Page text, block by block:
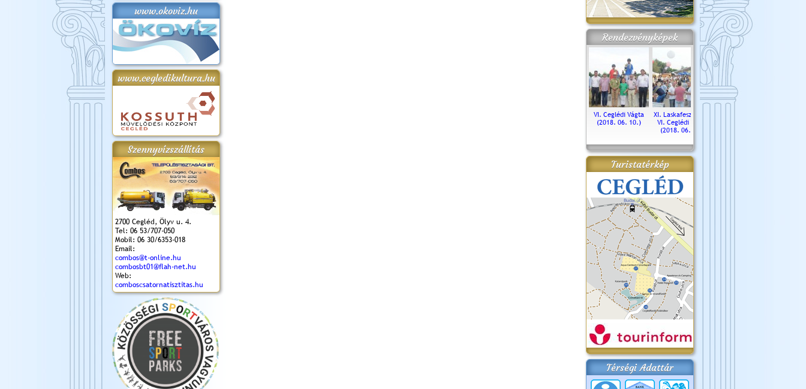
www.okoviz.hu
www.cegledikultura.hu
Szennyvízszállítás
2700 Cegléd, Ölyv u. 4.
Tel: 06 53/707-050
Mobil: 06 30/6353-018
Email:
combos@t-online.hu
combosbt01@flah-net.hu
Web:
comboscsatornatisztitas.hu
Rendezvényképek
VI. Ceglédi Vágta
(2018. 06. 10.)
XI. Laskafesztivál és
VI. Ceglédi Vágta
(2018. 06. 10.)
Városnapok 2018.
Kossuth Toborzó
Ünnepély
Szent István Ünnepe
(2017. 08. 20.)
Turistatérkép
Térségi Adattár